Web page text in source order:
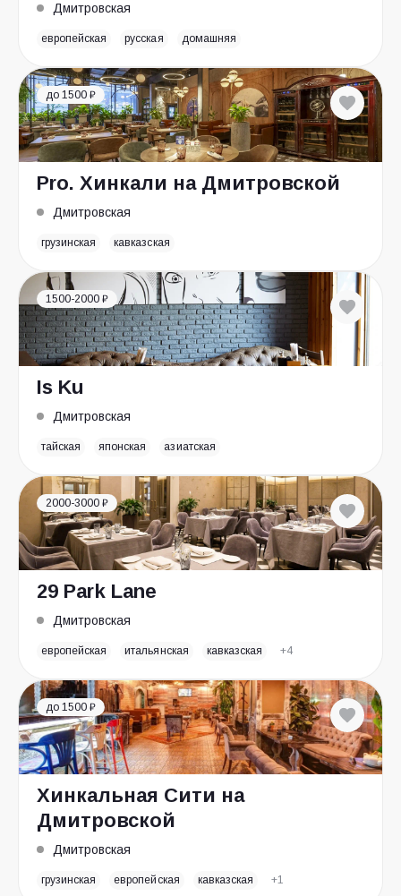
Дмитровская
европейская русская домашняя
до 1500 ₽
Pro. Хинкали на Дмитровской
Дмитровская
грузинская кавказская
1500-2000 ₽
Is Ku
Дмитровская
тайская японская азиатская
2000-3000 ₽
29 Park Lane
Дмитровская
европейская итальянская кавказская +4
до 1500 ₽
Хинкальная Сити на
Дмитровской
Дмитровская
грузинская европейская кавказская +1